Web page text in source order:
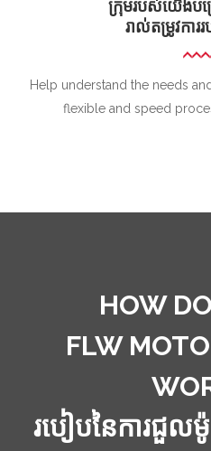
ក្រុមរបស់យើងប
រាល់តម្រូវកា
Help understand the needs
flexible and speed
HOW
FLW
របៀបនៃការជួ